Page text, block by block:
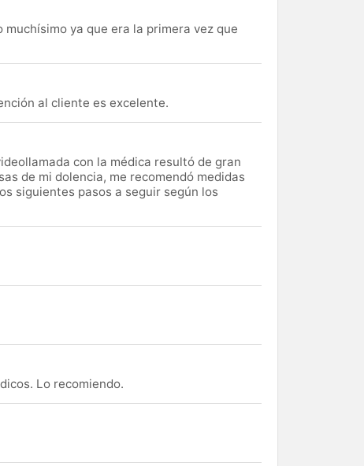
ya que era la primera vez que
al cliente es excelente.
con la médica resultó de gran
de mi dolencia, me recomendó medidas
siguientes pasos a seguir según los
Lo recomiendo.